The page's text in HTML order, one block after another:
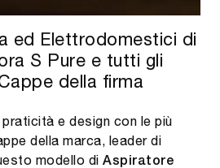
ed Elettrodomestici di
S Pure e tutti gli
della firma
e design con le più
della marca, leader di
modello di Aspiratore